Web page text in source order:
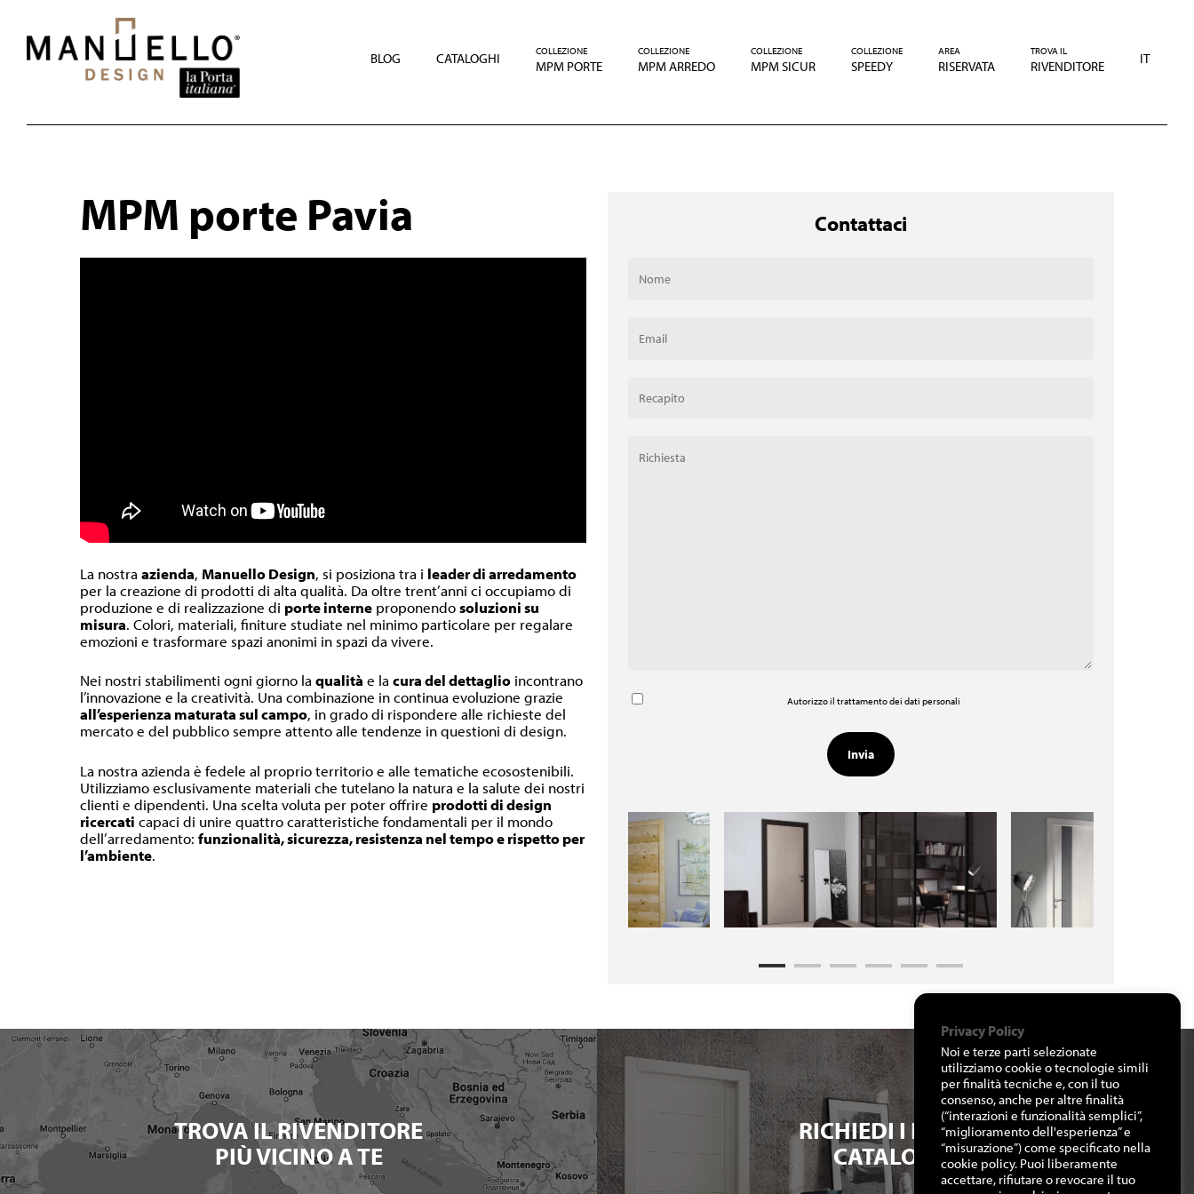
main
content
BLOG CATALOGHI COLLEZIONE
MPM PORTE
COLLEZIONE
MPM ARREDO
COLLEZIONE
MPM SICUR
COLLEZIONE
SPEEDY
AREA
RISERVATA
TROVA IL
RIVENDITORE IT
MPM porte Pavia
La nostraazienda, Manuello Design, si posiziona tra i leader di arredamento
per la creazione di prodotti di alta qualità. Da oltre trent’anni ci occupiamo di
produzione e di realizzazione di porte interne proponendosoluzioni su
misura. Colori, materiali, finiture studiate nel minimo particolare per regalare
emozioni e trasformare spazi anonimi in spazi da vivere.
Nei nostri stabilimenti ogni giorno laqualità e lacura del dettaglio incontrano
l’innovazione e la creatività. Una combinazione in continua evoluzione grazie
all’esperienza maturata sul campo, in grado di rispondere alle richieste del
mercato e del pubblico sempre attento alle tendenze in questioni di design.
La nostra azienda è fedele al proprio territorio e alle tematiche ecosostenibili.
Utilizziamo esclusivamente materiali che tutelano la natura e la salute dei nostri
clienti e dipendenti. Una scelta voluta per poter offrire prodotti di design
ricercati capaci di unire quattro caratteristiche fondamentali per il mondo
dell’arredamento:funzionalità, sicurezza, resistenza nel tempo e rispetto per
l’ambiente.
Contattaci
Autorizzo il trattamento dei dati personali
TROVA IL RIVENDITORE
PIÙ VICINO A TE
RICHIEDI I NOSTRI
CATALOGHI
Privacy Policy
Noi e terze parti selezionate
utilizziamo cookie o tecnologie simili
per finalità tecniche e, con il tuo
consenso, anche per altre finalità
(“interazioni e funzionalità semplici”,
“miglioramento dell'esperienza” e
“misurazione”) come specificato nella
cookie policy. Puoi liberamente
accettare, rifiutare o revocare il tuo